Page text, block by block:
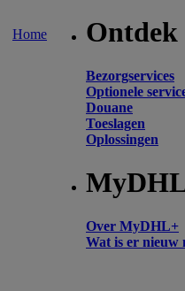
Home Ontdek
Bezorgservices
Optionele
Douane
Toeslagen
Oplossingen
Over MyDHL+
Wat is er